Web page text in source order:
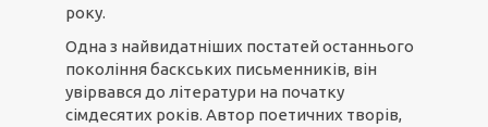
року.
Одна з найвидатніших постатей останнього
покоління баскських письменників, він
увірвався до літератури на початку
сімдесятих років. Автор поетичних творів,